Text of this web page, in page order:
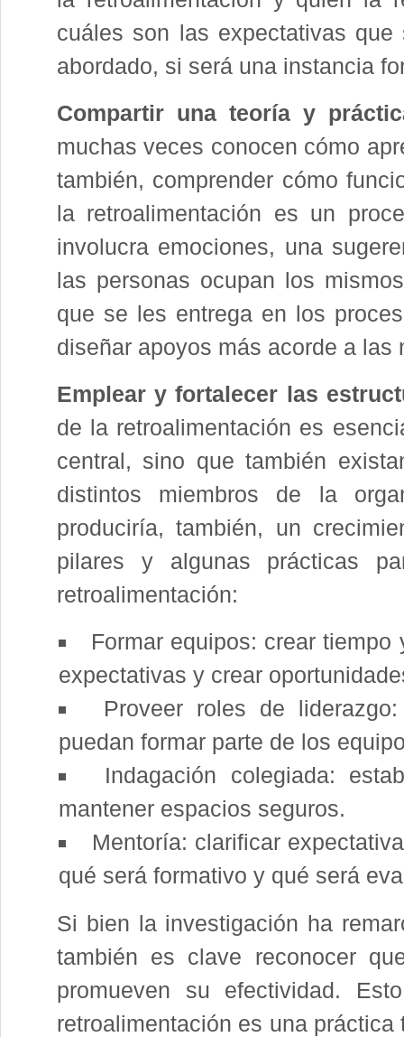
cuáles son las expectativas
abordado, si será una instancia
Compartir una teoría y
muchas veces conocen cómo
también, comprender cómo
la retroalimentación es un
involucra emociones, una
las personas ocupan los
que se les entrega en los
diseñar apoyos más acorde a
Emplear y fortalecer las
de la retroalimentación es
central, sino que también
distintos miembros de la
produciría, también, un
pilares y algunas prácticas
retroalimentación:
Formar equipos: crear
expectativas y crear
Proveer roles de
puedan formar parte de los
Indagación colegiada:
mantener espacios seguros.
Mentoría: clarificar
qué será formativo y qué será
Si bien la investigación ha
también es clave reconocer
promueven su efectividad.
retroalimentación es una